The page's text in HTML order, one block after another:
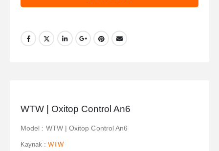
WTW | Oxitop Control An6
Model : WTW | Oxitop Control An6
Kaynak : WTW